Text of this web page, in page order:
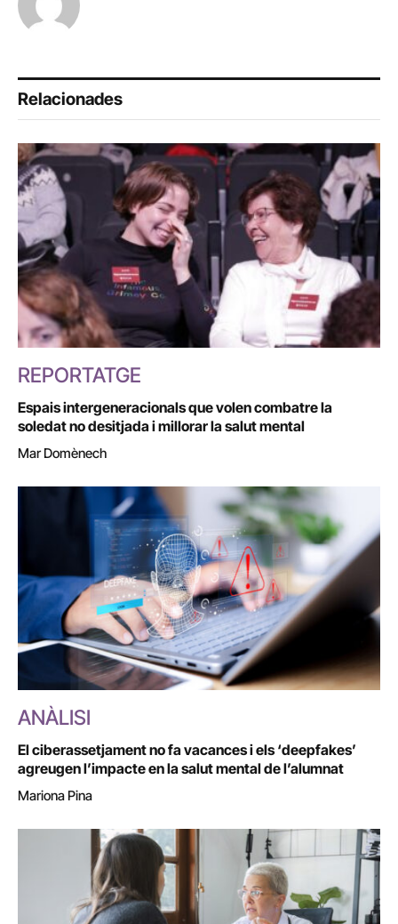
Relacionades
REPORTATGE
Espais intergeneracionals que volen combatre la
soledat no desitjada i millorar la salut mental
Mar Domènech
ANÀLISI
El ciberassetjament no fa vacances i els ‘deepfakes’
agreugen l’impacte en la salut mental de l’alumnat
Mariona Pina